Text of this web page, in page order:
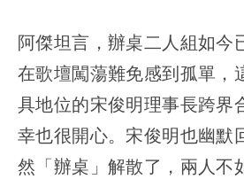
阿傑坦言，辦桌二人組如今
在歌壇闖蕩難免感到孤單，
具地位的宋俊明理事長跨界
幸也很開心。宋俊明也幽默
然「辦桌」解散了，兩人不